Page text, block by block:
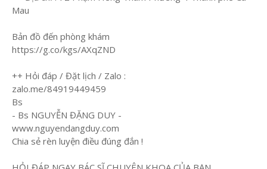
Mau
Bản đồ đến phòng khám
https://g.co/kgs/AXqZND
++ Hỏi đáp / Đặt lịch / Zalo :
zalo.me/84919449459
Bs
- Bs NGUYỄN ĐẶNG DUY -
www.nguyendangduy.com
Chia sẻ rèn luyện điều đúng đắn !